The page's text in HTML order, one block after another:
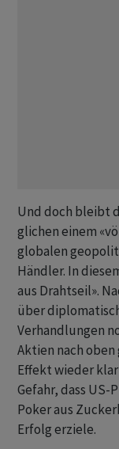
Und doch bleibt
glichen einem
globalen
Händler. In
aus Drahtseil».
über
Verhandlungen
Aktien nach
Effekt wieder
Gefahr, dass
Poker aus
Erfolg erziele.